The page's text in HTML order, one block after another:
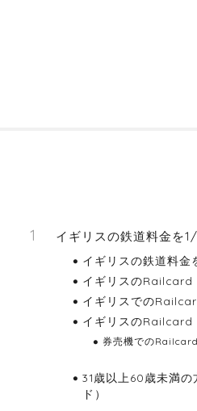
イギリスの鉄道料金を
イギリスの鉄道料
イギリスのRailcard
イギリスでの
イギリスのRailcard
券売機での
31歳以上60歳未満
ド）